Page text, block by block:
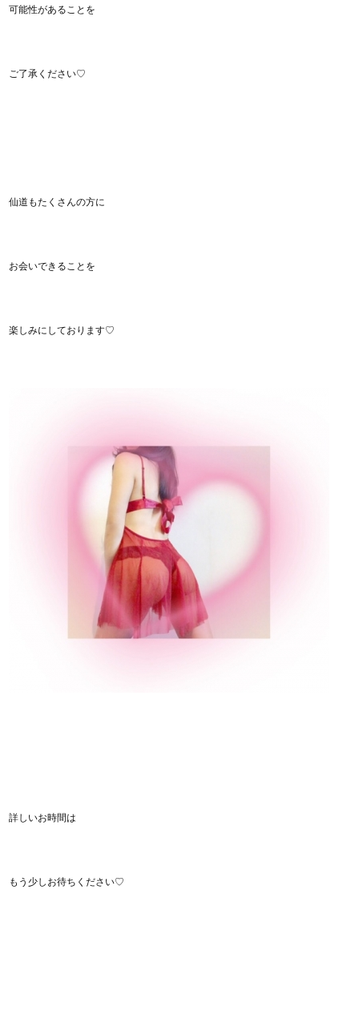
可能性があることを
ご了承ください♡
仙道もたくさんの方に
お会いできることを
楽しみにしております♡
詳しいお時間は
もう少しお待ちください♡